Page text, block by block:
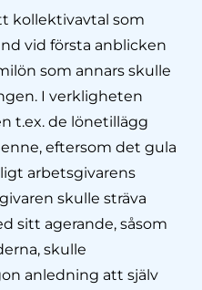
kollektivavtal som
vid första anblicken
som annars skulle
I verkligheten
t.ex. de lönetillägg
eftersom det gula
arbetsgivarens
skulle sträva
sitt agerande, såsom
skulle
anledning att själv